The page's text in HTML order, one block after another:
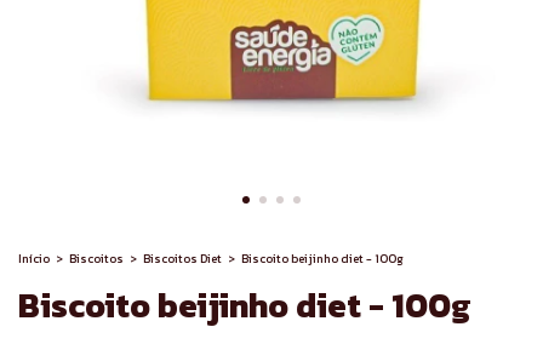
Início > Biscoitos > Biscoitos Diet > Biscoito beijinho diet - 100g
Biscoito beijinho diet - 100g